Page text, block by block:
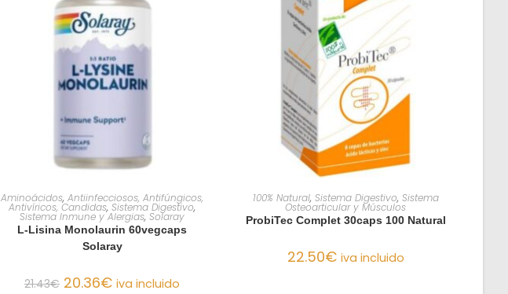
AÑADIR AL CARRITO
Aminoácidos, Antiinfecciosos, Antifúngicos,
Antivíricos, Candidas, Sistema Digestivo,
Sistema Inmune y Alergias, Solaray
L-Lisina Monolaurin 60vegcaps
Solaray
21.43€ 20.36€ iva incluido
AÑADIR AL CARRITO
100% Natural, Sistema Digestivo, Sistema
Osteoarticular y Músculos
ProbiTec Complet 30caps 100 Natural
22.50€ iva incluido